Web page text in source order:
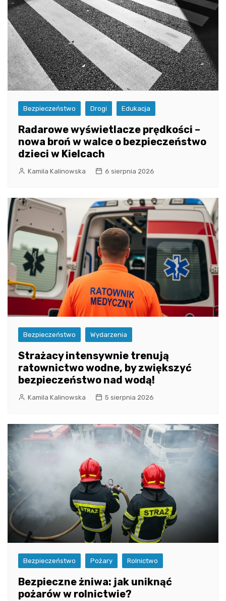
Bezpieczeństwo Drogi Edukacja
Radarowe wyświetlacze prędkości –
nowa broń w walce o bezpieczeństwo
dzieci w Kielcach
Kamila Kalinowska 6 sierpnia 2026
Bezpieczeństwo Wydarzenia
Strażacy intensywnie trenują
ratownictwo wodne, by zwiększyć
bezpieczeństwo nad wodą!
Kamila Kalinowska 5 sierpnia 2026
Bezpieczeństwo Pożary Rolnictwo
Bezpieczne żniwa: jak uniknąć
pożarów w rolnictwie?